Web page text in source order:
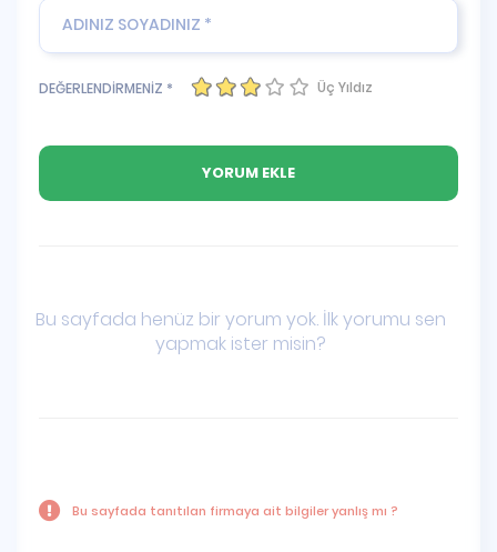
DEĞERLENDİRMENİZ * Üç Yıldız
Bu sayfada henüz bir yorum yok. İlk yorumu sen
yapmak ister misin?
Bu sayfada tanıtılan firmaya ait bilgiler yanlış mı ?